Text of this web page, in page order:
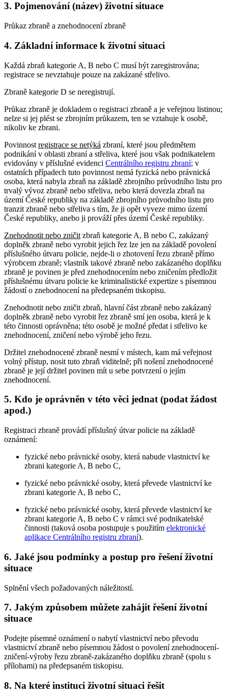
3. Pojmenování (název) životní situace
Průkaz zbraně a znehodnocení zbraně
4. Základní informace k životní situaci
Každá zbraň kategorie A, B nebo C musí být zaregistrována;
registrace se nevztahuje pouze na zakázané střelivo.
Zbraně kategorie D se neregistrují.
Průkaz zbraně je dokladem o registraci zbraně a je veřejnou listinou;
nelze si jej plést se zbrojním průkazem, ten se vztahuje k osobě,
nikoliv ke zbrani.
Povinnost registrace se netýká zbraní, které jsou předmětem
podnikání v oblasti zbraní a střeliva, které jsou však podnikatelem
evidovány v příslušné evidenci Centrálního registru zbraní; v
ostatních případech tuto povinnost nemá fyzická nebo právnická
osoba, která nabyla zbraň na základě zbrojního průvodního listu pro
trvalý vývoz zbraně nebo střeliva, nebo která dovezla zbraň na
území České republiky na základě zbrojního průvodního listu pro
tranzit zbraně nebo střeliva s tím, že ji opět vyveze mimo území
České republiky, anebo ji prováží přes území České republiky.
Znehodnotit nebo zničit zbraň kategorie A, B nebo C, zakázaný
doplněk zbraně nebo vyrobit jejich řez lze jen na základě povolení
příslušného útvaru policie, nejde-li o zhotovení řezu zbraně přímo
výrobcem zbraně; vlastník takové zbraně nebo zakázaného doplňku
zbraně je povinen je před znehodnocením nebo zničením předložit
příslušnému útvaru policie ke kriminalistické expertize s písemnou
žádostí o znehodnocení na předepsaném tiskopisu.
Znehodnotit nebo zničit zbraň, hlavní část zbraně nebo zakázaný
doplněk zbraně nebo vyrobit řez zbraně smí jen osoba, která je k
této činnosti oprávněna; této osobě je možné předat i střelivo ke
znehodnocení, zničení nebo výrobě jeho řezu.
Držitel znehodnocené zbraně nesmí v místech, kam má veřejnost
volný přístup, nosit tuto zbraň viditelně; při nošení znehodnocené
zbraně je její držitel povinen mít u sebe potvrzení o jejím
znehodnocení.
5. Kdo je oprávněn v této věci jednat (podat žádost
apod.)
Registraci zbraně provádí příslušný útvar policie na základě
oznámení:
fyzické nebo právnické osoby, která nabude vlastnictví ke
zbrani kategorie A, B nebo C,
fyzické nebo právnické osoby, která převede vlastnictví ke
zbrani kategorie A, B nebo C,
fyzické nebo právnické osoby, která převede vlastnictví ke
zbrani kategorie A, B nebo C v rámci své podnikatelské
činnosti (taková osoba postupuje s použitím elektronické
aplikace Centrálního registru zbraní).
6. Jaké jsou podmínky a postup pro řešení životní
situace
Splnění všech požadovaných náležitostí.
7. Jakým způsobem můžete zahájit řešení životní
situace
Podejte písemné oznámení o nabytí vlastnictví nebo převodu
vlastnictví zbraně nebo písemnou žádost o povolení znehodnocení-
zničení-výroby řezu zbraně-zakázaného doplňku zbraně (spolu s
přílohami) na předepsaném tiskopisu.
8. Na které instituci životní situaci řešit